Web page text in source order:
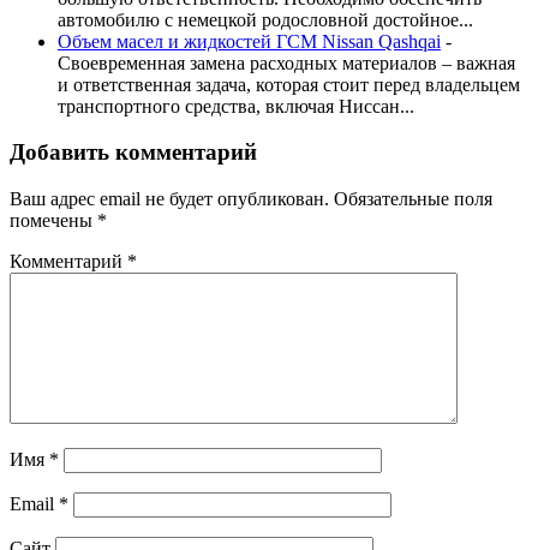
автомобилю с немецкой родословной достойное...
Объем масел и жидкостей ГСМ Nissan Qashqai -
Своевременная замена расходных материалов – важная
и ответственная задача, которая стоит перед владельцем
транспортного средства, включая Ниссан...
Добавить комментарий
Ваш адрес email не будет опубликован. Обязательные поля
помечены *
Комментарий *
Имя *
Email *